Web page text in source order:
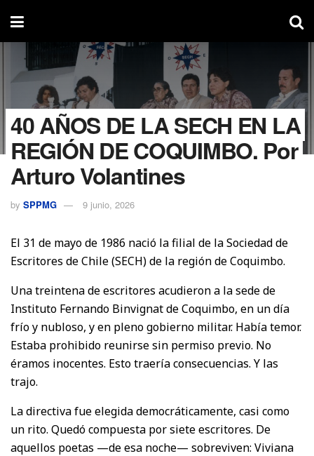
40 AÑOS DE LA SECH EN LA
REGIÓN DE COQUIMBO. Por
Arturo Volantines
by SPPMG 9 junio, 2026
El 31 de mayo de 1986 nació la filial de la Sociedad de
Escritores de Chile (SECH) de la región de Coquimbo.
Una treintena de escritores acudieron a la sede de
Instituto Fernando Binvignat de Coquimbo, en un día
frío y nubloso, y en pleno gobierno militar. Había temor.
Estaba prohibido reunirse sin permiso previo. No
éramos inocentes. Esto traería consecuencias. Y las
trajo.
La directiva fue elegida democráticamente, casi como
un rito. Quedó compuesta por siete escritores. De
aquellos poetas —de esa noche— sobreviven: Viviana